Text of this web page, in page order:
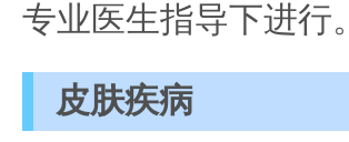
专业医生指导下进行。
皮肤疾病